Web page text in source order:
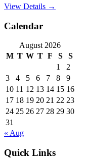
View Details →
Calendar
August 2026
M T W T F S
S
1
2
3
4 5 6 7 8
9
10 11 12 13 14 15 16
17 18 19 20 21 22 23
24 25 26 27 28 29 30
31
« Aug
Quick Links